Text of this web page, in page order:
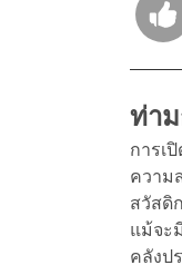
ท่า
การเ
ความ
สวัสดิ
แม้จะ
คลังป